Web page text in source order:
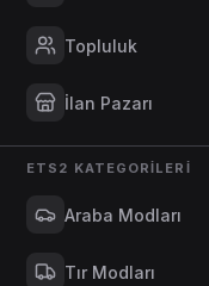
Topluluk
İlan Pazarı
ETS2 KATEGORILERI
Araba Modları
Tır Modları